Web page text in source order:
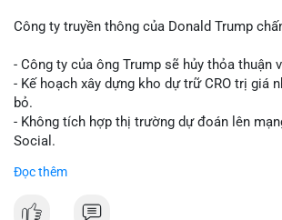
thấy cá voi đang thăm dò thanh khoản thị
Lời khuyên cho nhà đầu tư nhỏ lẻ: Theo dõi
và dòng tiền tiếp theo từ ví nguồn. Khối
áp lực bán mạnh, nhưng nếu xuất hiện thêm
tương tự trong 24 giờ tới, khả năng cao là
ở vùng giá hiện tại.
#12dot1btc #786kusd
Công ty truyền thông của Donald Trump
- Công ty của ông Trump sẽ hủy thỏa thuận
- Kế hoạch xây dựng kho dự trữ CRO trị giá
bỏ.
- Không tích hợp thị trường dự đoán lên
Social.
#binancesquare
Đọc thêm